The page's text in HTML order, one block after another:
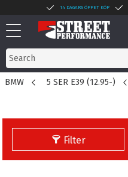
Menu
14 DAGARS ÖPPET KÖP
BMW 5 SER E39 (12.95-)
Filter